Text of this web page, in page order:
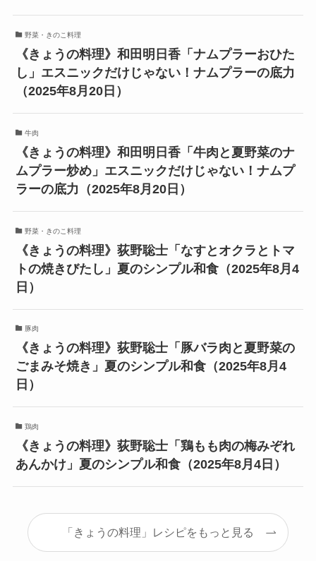
野菜・きのこ料理
《きょうの料理》和田明日香「ナムプラーおひた
し」エスニックだけじゃない！ナムプラーの底力
（2025年8月20日）
牛肉
《きょうの料理》和田明日香「牛肉と夏野菜のナ
ムプラー炒め」エスニックだけじゃない！ナムプ
ラーの底力（2025年8月20日）
野菜・きのこ料理
《きょうの料理》荻野聡士「なすとオクラとトマ
トの焼きびたし」夏のシンプル和食（2025年8月4
日）
豚肉
《きょうの料理》荻野聡士「豚バラ肉と夏野菜の
ごまみそ焼き」夏のシンプル和食（2025年8月4
日）
鶏肉
《きょうの料理》荻野聡士「鶏もも肉の梅みぞれ
あんかけ」夏のシンプル和食（2025年8月4日）
「きょうの料理」レシピをもっと見る